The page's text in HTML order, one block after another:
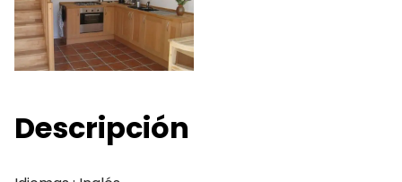
Descripción